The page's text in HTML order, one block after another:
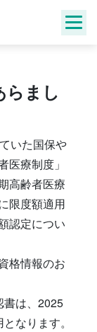
らまし
いた国保や
医療制度」
高齢者医療
限度額適用
認定につい
格情報のお
書は、2025
なります。